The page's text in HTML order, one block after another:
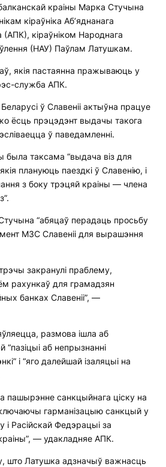
краіны Марка Стучына
кіраўніка Аб’яднанага
(АПК), кіраўніком Народнага
(НАУ) Паўлам Латушкам.
якія пастаянна пражываюць у
служба АПК.
ў Славеніі актыўна працуе
ёсць прэцэдэнт выдачы такога
ў паведамленні.
была таксама “выдача віз для
плануюць паездкі ў Славенію, і
з боку трэцяй краіны — члена
“абяцаў перадаць просьбу
МЗС Славеніі для вырашэння
закранулі праблему,
рахункаў для грамадзян
банках Славеніі”, —
размова ішла аб
аб непрызнанні
і “яго далейшай ізаляцыі на
пашырэнне санкцыйнага ціску на
гарманізацыю санкцый у
Расійскай Федэрацыі за
— удакладняе АПК.
што Латушка адзначыў важнасць